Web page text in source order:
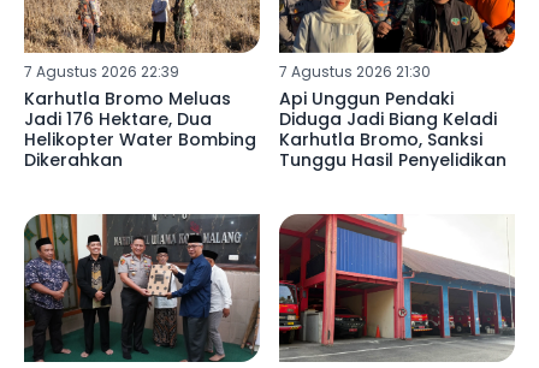
7 Agustus 2026 22:39
Karhutla Bromo Meluas
Jadi 176 Hektare, Dua
Helikopter Water Bombing
Dikerahkan
7 Agustus 2026 21:30
Api Unggun Pendaki
Diduga Jadi Biang Keladi
Karhutla Bromo, Sanksi
Tunggu Hasil Penyelidikan